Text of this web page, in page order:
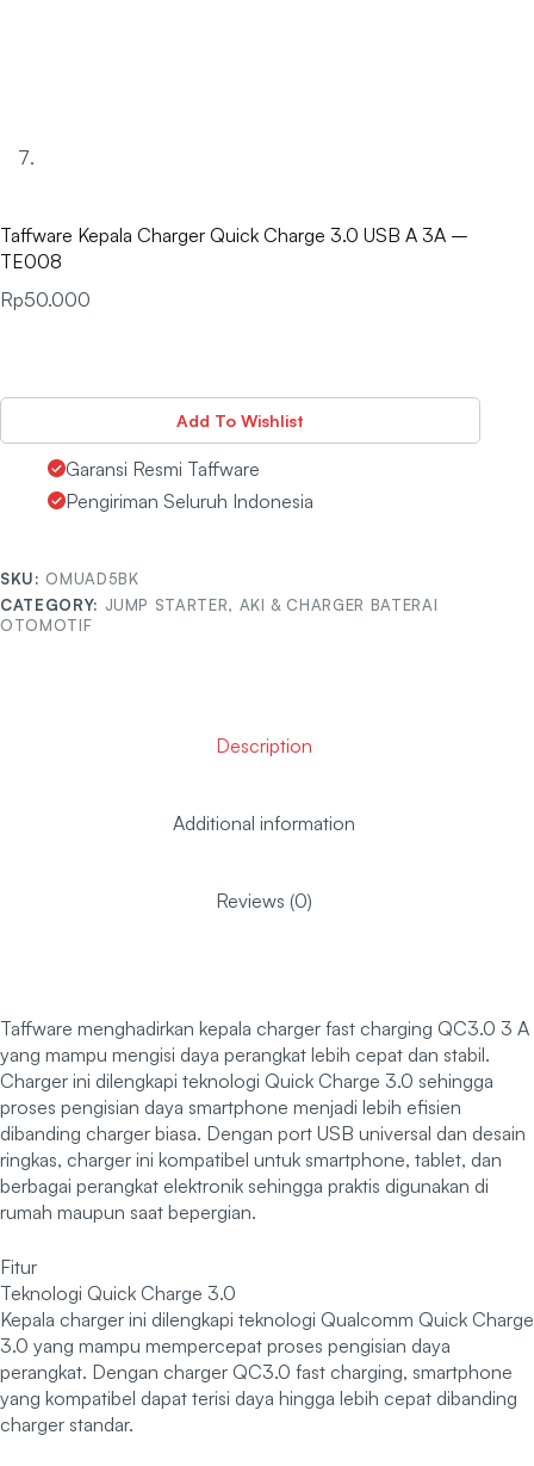
Taffware Kepala Charger Quick Charge 3.0 USB A 3A –
TE008
Rp50.000
Add To Wishlist
Garansi Resmi Taffware
Pengiriman Seluruh Indonesia
SKU: OMUAD5BK
CATEGORY: JUMP STARTER, AKI & CHARGER BATERAI
OTOMOTIF
Description
Additional information
Reviews (0)
Taffware menghadirkan kepala charger fast charging QC3.0 3 A
yang mampu mengisi daya perangkat lebih cepat dan stabil.
Charger ini dilengkapi teknologi Quick Charge 3.0 sehingga
proses pengisian daya smartphone menjadi lebih efisien
dibanding charger biasa. Dengan port USB universal dan desain
ringkas, charger ini kompatibel untuk smartphone, tablet, dan
berbagai perangkat elektronik sehingga praktis digunakan di
rumah maupun saat bepergian.
Fitur
Teknologi Quick Charge 3.0
Kepala charger ini dilengkapi teknologi Qualcomm Quick Charge
3.0 yang mampu mempercepat proses pengisian daya
perangkat. Dengan charger QC3.0 fast charging, smartphone
yang kompatibel dapat terisi daya hingga lebih cepat dibanding
charger standar.